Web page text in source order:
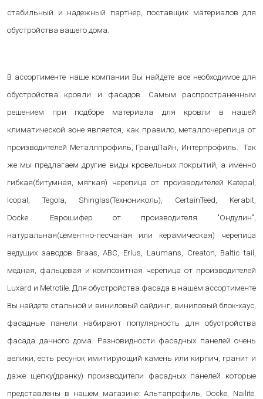
стабильный и надежный партнер, поставщик материалов для
обустройства вашего дома.
В ассортименте наше компании Вы найдете все необходимое для
обустройства кровли и фасадов. Самым распространенным
решением при подборе материала для кровли в нашей
климатической зоне является, как правило, металлочерепица от
производителей Металлпрофиль, ГрандЛайн, Интерпрофиль. Так
же мы предлагаем другие виды кровельных покрытий, а именно
гибкая(битумная, мягкая) черепица от производителей Katepal,
Icopal, Tegola, Shinglas(Технониколь), CertainTeed, Kerabit,
Docke. Еврошифер от производителя "Ондулин",
натуральная(цементно-песчаная или керамическая) черепица
ведущих заводов Braas, ABC, Erlus, Laumans, Creaton, Baltic tail,
медная, фальцевая и композитная черепица от производителей
Luxard и Metrotile. Для обустройства фасада в нашем ассортименте
Вы найдете стальной и виниловый сайдинг, виниловый блок-хаус,
фасадные панели набирают популярность для обустройства
фасада дачного дома. Разновидности фасадных панелей очень
велики, есть ресунок имитирующий камень или кирпич, гранит и
даже щепку(дранку) производители фасадных панелей которые
представлены в нашем магазине: Альтапрофиль, Docke, Nailite.